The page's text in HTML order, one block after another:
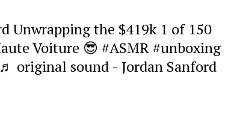
Unwrapping the $419k 1 of 150
Voiture 😎 #ASMR #unboxing
♬ original sound - Jordan Sanford